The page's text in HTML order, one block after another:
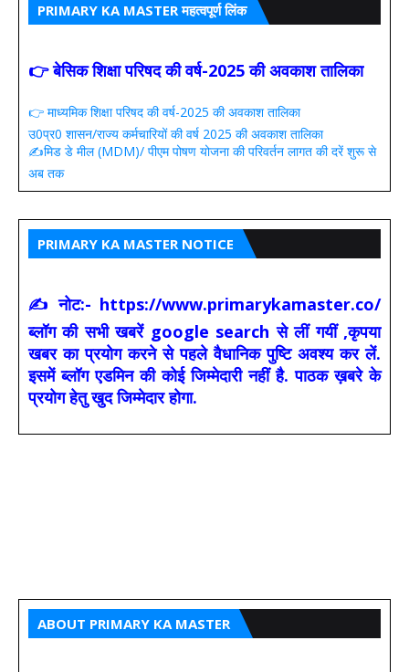
PRIMARY KA MASTER महत्वपूर्ण लिंक
👉 बेसिक शिक्षा परिषद की वर्ष-2025 की अवकाश तालिका
👉 माध्यमिक शिक्षा परिषद की वर्ष-2025 की अवकाश तालिका
उ0प्र0 शासन/राज्य कर्मचारियों की वर्ष 2025 की अवकाश तालिका
✍️मिड डे मील (MDM)/ पीएम पोषण योजना की परिवर्तन लागत की दरें शुरू से
अब तक
PRIMARY KA MASTER NOTICE
✍ नोट:- https://www.primarykamaster.co/
ब्लॉग की सभी खबरें google search से लीं गयीं ,कृपया
खबर का प्रयोग करने से पहले वैधानिक पुष्टि अवश्य कर लें.
इसमें ब्लॉग एडमिन की कोई जिम्मेदारी नहीं है. पाठक ख़बरे के
प्रयोग हेतु खुद जिम्मेदार होगा.
ABOUT PRIMARY KA MASTER